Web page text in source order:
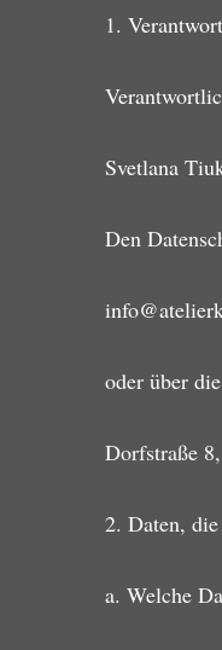
1.
Svetlana
Den
oder über
Dorfstraße
2. Daten,
a. Welche